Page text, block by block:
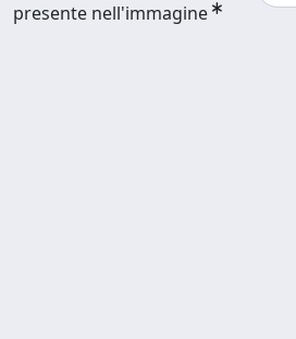
presente nell'immagine